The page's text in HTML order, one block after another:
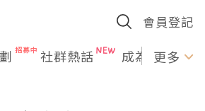
會員登記
社群熱話 成為U更多